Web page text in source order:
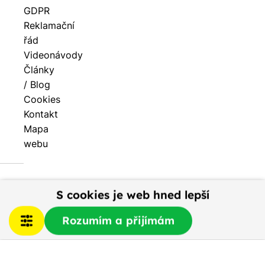
GDPR
Reklamační
řád
Videonávody
Články
/ Blog
Cookies
Kontakt
Mapa
webu
S cookies je web hned lepší
Rozumím a přijímám